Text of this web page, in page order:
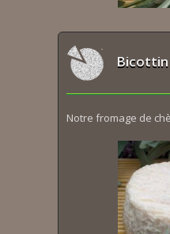
Notre fromage de